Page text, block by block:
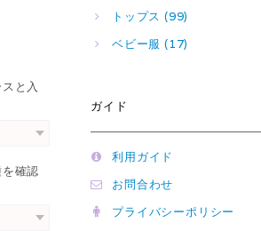
と入
確認
トップス (99)
ベビー服 (17)
ガイド
利用ガイド
お問合わせ
プライバシーポリシー